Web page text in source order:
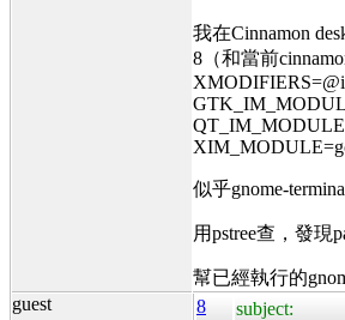
我在Cinnamon
8（和當前
似乎gnome-
用pstree查，發現
幫已經執行的
guest
8 subject: